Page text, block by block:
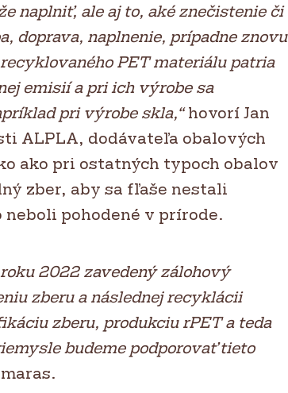
naplniť, ale aj to, aké znečistenie či
doprava, naplnenie, prípadne znovu
PET materiálu patria
emisií a pri ich výrobe sa
pri výrobe skla,“hovorí Jan
ALPLA, dodávateľa obalových
ako pri ostatných typoch obalov
zber, aby sa fľaše nestali
neboli pohodené v prírode.
2022 zavedený zálohový
zberu a následnej recyklácii
zberu, produkciu rPET a teda
budeme podporovať tieto